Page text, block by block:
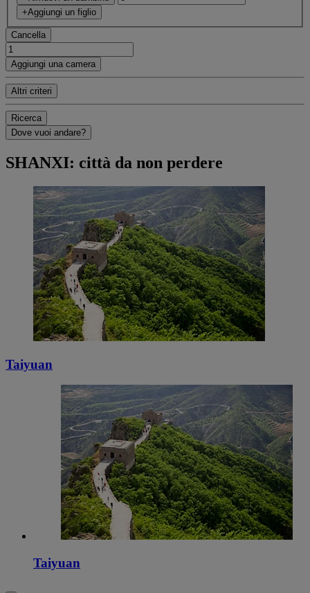
+Aggiungi un figlio
Cancella
Aggiungi una camera
Altri criteri
Ricerca
Dove vuoi andare?
SHANXI: città da non perdere
Taiyuan
Taiyuan